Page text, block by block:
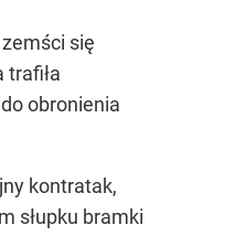
się
trafiła
obronienia
kontratak,
słupku bramki